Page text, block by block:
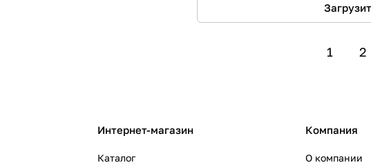
1 2
Интернет-магазин
Каталог
Компания
О компании